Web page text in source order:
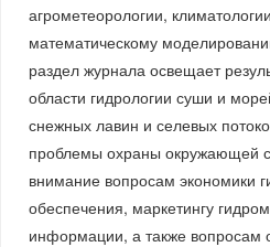
агрометеорологии,
математическому
раздел журнала освещает
области гидрологии суши и
снежных лавин и селевых
проблемы охраны окружающей
внимание вопросам экономики
обеспечения, маркетингу
информации, а также вопросам